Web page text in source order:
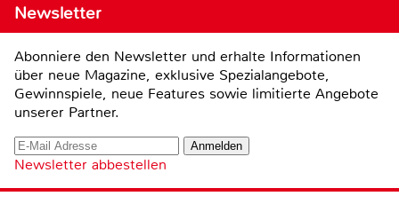
Newsletter
Abonniere den Newsletter und erhalte Informationen
über neue Magazine, exklusive Spezialangebote,
Gewinnspiele, neue Features sowie limitierte Angebote
unserer Partner.
Newsletter abbestellen